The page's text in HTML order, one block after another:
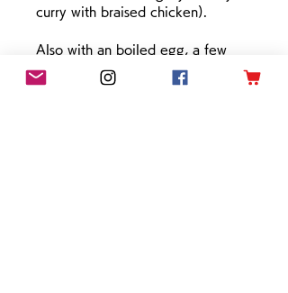
curry with braised chicken).
Also with an boiled egg, a few
slices of cucumber and some
peanuts, you'll be enjoying deeply